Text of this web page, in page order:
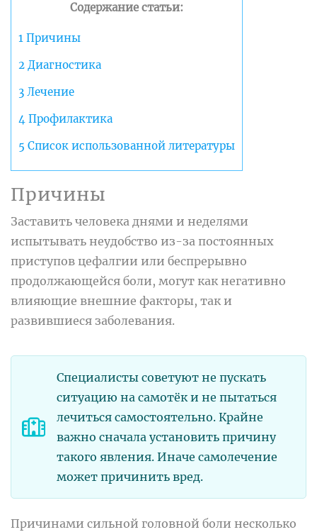
Содержание статьи:
1 Причины
2 Диагностика
3 Лечение
4 Профилактика
5 Список использованной литературы
Причины
Заставить человека днями и неделями
испытывать неудобство из-за постоянных
приступов цефалгии или беспрерывно
продолжающейся боли, могут как негативно
влияющие внешние факторы, так и
развившиеся заболевания.
Специалисты советуют не пускать
ситуацию на самотёк и не пытаться
лечиться самостоятельно. Крайне
важно сначала установить причину
такого явления. Иначе самолечение
может причинить вред.
Причинами сильной головной боли несколько